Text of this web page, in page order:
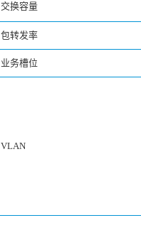
交换容量
包转发率
业务槽位
VLAN